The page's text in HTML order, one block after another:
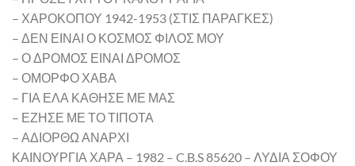
– ΧΑΡΟΚΟΠΟΥ 1942-1953 (ΣΤΙΣ ΠΑΡΑΓΚΕΣ)
– ΔΕΝ ΕΙΝΑΙ Ο ΚΟΣΜΟΣ ΦΙΛΟΣ ΜΟΥ
– Ο ΔΡΟΜΟΣ ΕΙΝΑΙ ΔΡΟΜΟΣ
– ΟΜΟΡΦΟ ΧΑΒΑ
– ΓΙΑ ΕΛΑ ΚΑΘΗΣΕ ΜΕ ΜΑΣ
– ΕΖΗΣΕ ΜΕ ΤΟ ΤΙΠΟΤΑ
– ΑΔΙΟΡΘΩ ΑΝΑΡΧΙ
ΚΑΙΝΟΥΡΓΙΑ ΧΑΡΑ – 1982 – C.B.S 85620 – ΛΥΔΙΑ ΣΟΦΟΥ